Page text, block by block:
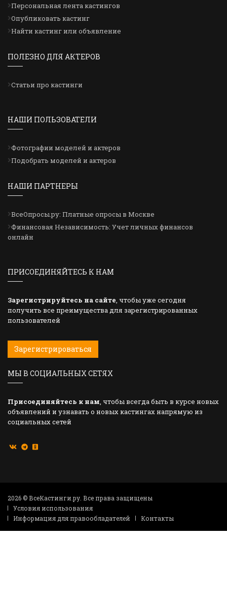
Персональная лента кастингов
Опубликовать кастинг
Найти кастинг или объявление
ПОЛЕЗНО ДЛЯ АКТЕРОВ
Статьи про кастинги
НАШИ ПОЛЬЗОВАТЕЛИ
Фотографии моделей и актеров
Подобрать моделей и актеров
НАШИ ПАРТНЕРЫ
ВсеОпросы.ру: Платные опросы в Москве
Финансовая Независимость: Учет личных финансов
онлайн
ПРИСОЕДИНЯЙТЕСЬ К НАМ
Зарегистрируйтесь на сайте , чтобы уже сегодня
получить все преимущества для зарегистрированных
пользователей
Зарегистрироваться
МЫ В СОЦИАЛЬНЫХ СЕТЯХ
Присоединяйтесь к нам , чтобы всегда быть в курсе новых
объявлений и узнавать о новых кастингах напрямую из
социальных сетей
2026 © ВсеКастинги.ру. Все права защищены
Условия использования
Информация для правообладателей
Контакты